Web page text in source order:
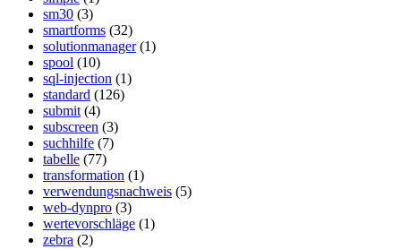
sm30 (3)
smartforms (32)
solutionmanager (1)
spool (10)
sql-injection (1)
standard (126)
submit (4)
subscreen (3)
suchhilfe (7)
tabelle (77)
transformation (1)
verwendungsnachweis (5)
web-dynpro (3)
wertevorschläge (1)
zebra (2)